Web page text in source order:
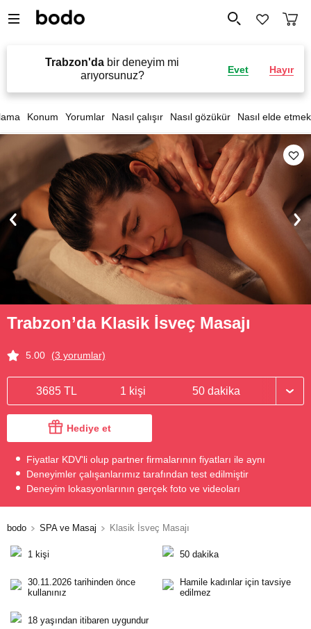
Trabzon'da bir deneyim mi
arıyorsunuz?
Evet Hayır
Konum Yorumlar Nasıl çalışır Nasıl gözükür Nasıl elde etmek
Trabzon’da Klasik İsveç Masajı
5.00 (3 yorumlar)
3685 TL 1 kişi 50 dakika
Hediye et
Fiyatlar KDV'li olup partner firmalarının fiyatları ile aynı
Deneyimler çalışanlarımız tarafından test edilmiştir
Deneyim lokasyonlarının gerçek foto ve videoları
bodo SPA ve Masaj Klasik İsveç Masajı
1 kişi 50 dakika
30.11.2026 tarihinden önce
kullanınız
Hamile kadınlar için tavsiye
edilmez
18 yaşından itibaren uygundur